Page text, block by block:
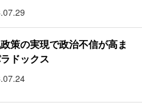
策の実現で政治不信が高ま
ドックス